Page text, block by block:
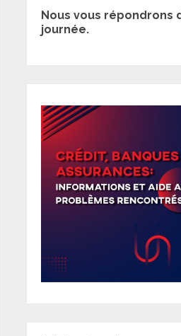
Nous vous répondrons
journée.